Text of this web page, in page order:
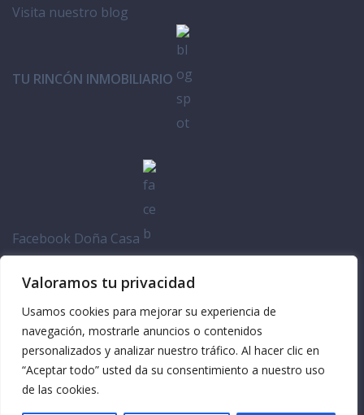
Valoramos tu privacidad
Usamos cookies para mejorar su experiencia de
navegación, mostrarle anuncios o contenidos
personalizados y analizar nuestro tráfico. Al hacer clic en
“Aceptar todo” usted da su consentimiento a nuestro uso
de las cookies.
Visita nuestro blog
TU RINCÓN INMOBILIARIO
Facebook Doña Casa